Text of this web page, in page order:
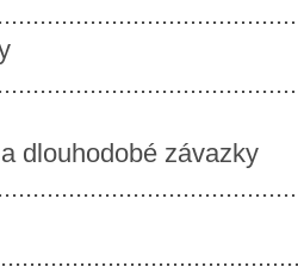
dlouhodobé závazky